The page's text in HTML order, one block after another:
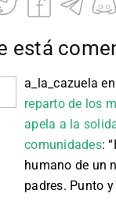
está
a_la_cazuela en
reparto de los
apela a la
comunidades: “
humano de un
padres. Punto